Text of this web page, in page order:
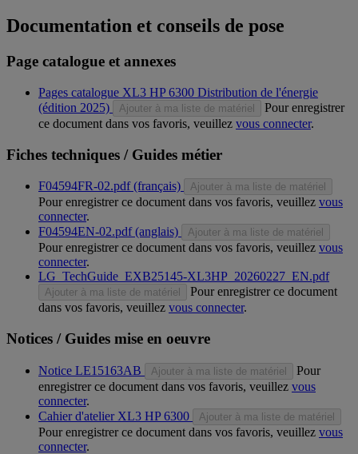
Documentation et conseils de pose
Page catalogue et annexes
Pages catalogue XL3 HP 6300 Distribution de l'énergie
(édition 2025)
Ajouter à ma liste de matériel
Pour enregistrer
ce document dans vos favoris, veuillez vous connecter.
Fiches techniques / Guides métier
F04594FR-02.pdf (français) Ajouter à ma liste de matériel
Pour enregistrer ce document dans vos favoris, veuillez vous
connecter.
F04594EN-02.pdf (anglais)
Ajouter à ma liste de matériel
Pour enregistrer ce document dans vos favoris, veuillez vous
connecter.
LG_TechGuide_EXB25145-XL3HP_20260227_EN.pdf
Ajouter à ma liste de matériel
Pour enregistrer ce document
dans vos favoris, veuillez vous connecter.
Notices / Guides mise en oeuvre
Notice LE15163AB Ajouter à ma liste de matériel
Pour
enregistrer ce document dans vos favoris, veuillez vous
connecter.
Cahier d'atelier XL3 HP 6300
Ajouter à ma liste de matériel
Pour enregistrer ce document dans vos favoris, veuillez vous
connecter.